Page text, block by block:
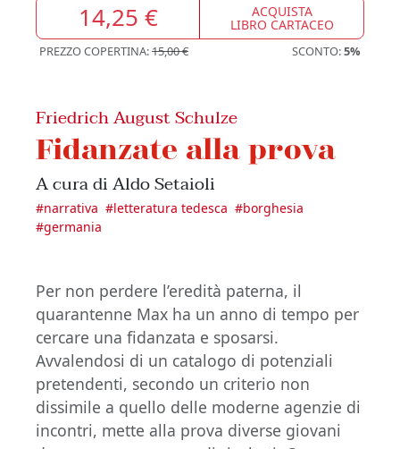
14,25 € ACQUISTA
LIBRO CARTACEO
PREZZO COPERTINA:15,00 € SCONTO:5%
Friedrich August Schulze
Fidanzate alla prova
A cura di Aldo Setaioli
#narrativa #letteratura tedesca #borghesia
#germania
Per non perdere l’eredità paterna, il
quarantenne Max ha un anno di tempo per
cercare una fidanzata e sposarsi.
Avvalendosi di un catalogo di potenziali
pretendenti, secondo un criterio non
dissimile a quello delle moderne agenzie di
incontri, mette alla prova diverse giovani